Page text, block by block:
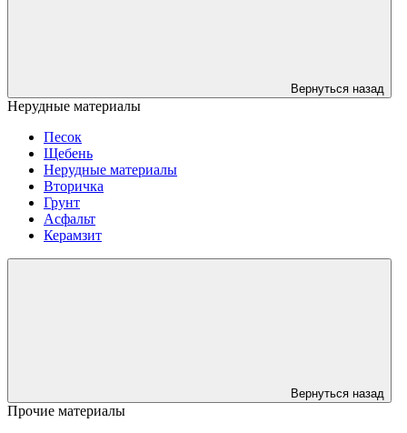
Вернуться назад
Нерудные материалы
Песок
Щебень
Нерудные материалы
Вторичка
Грунт
Асфальт
Керамзит
Вернуться назад
Прочие материалы